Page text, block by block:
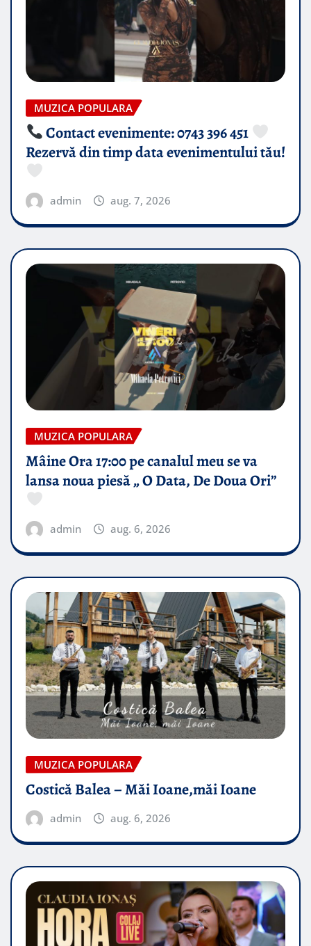
MUZICA POPULARA
Contact evenimente: 0743 396 451
Rezervă din timp data evenimentului tău!
admin aug. 7, 2026
MUZICA POPULARA
Mâine Ora 17:00 pe canalul meu se va
lansa noua piesă „ O Data, De Doua Ori”
admin aug. 6, 2026
MUZICA POPULARA
Costică Balea – Măi Ioane,măi Ioane
admin aug. 6, 2026